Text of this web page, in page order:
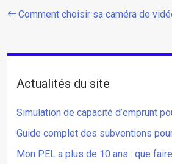
Comment choisir sa caméra de
Actualités du site
Simulation de capacité d’emprunt
Guide complet des subventions
Mon PEL a plus de 10 ans : que